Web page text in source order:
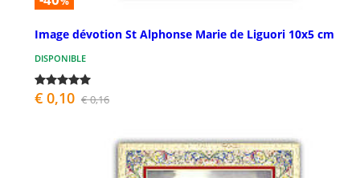
Image dévotion St Alphonse Marie de Liguori 10x5 cm
DISPONIBLE
€ 0,10 € 0,16